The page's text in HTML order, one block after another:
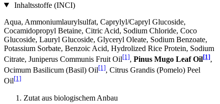
Inhaltsstoffe (INCI)
Aqua, Ammoniumlaurylsulfat, Caprylyl/Capryl Glucoside,
Cocamidopropyl Betaine, Citric Acid, Sodium Chloride, Coco
Glucoside, Lauryl Glucoside, Glyceryl Oleate, Sodium Benzoate,
Potassium Sorbate, Benzoic Acid, Hydrolized Rice Protein, Sodium
Citrate, Juniperus Communis Fruit Oil[1], Pinus Mugo Leaf Oil[1],
Ocimum Basilicum (Basil) Oil[1], Citrus Grandis (Pomelo) Peel
Oil[1]
Zutat aus biologischem Anbau